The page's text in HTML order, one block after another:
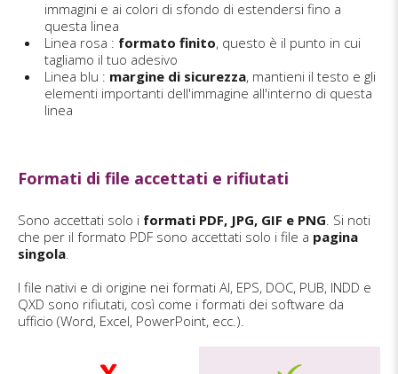
immagini e ai colori di sfondo di estendersi fino a
questa linea
Linea rosa : formato finito, questo è il punto in cui
tagliamo il tuo adesivo
Linea blu : margine di sicurezza, mantieni il testo e gli
elementi importanti dell'immagine all'interno di questa
linea
Formati di file accettati e rifiutati
Sono accettati solo i formati PDF, JPG, GIF e PNG. Si noti
che per il formato PDF sono accettati solo i file a pagina
singola.
I file nativi e di origine nei formati AI, EPS, DOC, PUB, INDD e
QXD sono rifiutati, così come i formati dei software da
ufficio (Word, Excel, PowerPoint, ecc.).